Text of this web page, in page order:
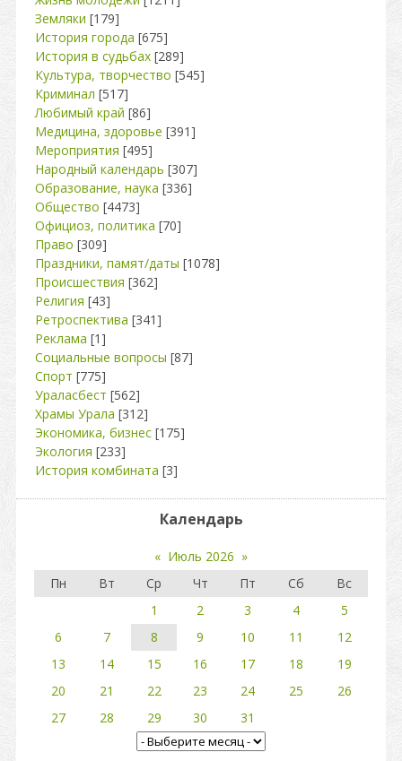
Земляки [179]
История города [675]
История в судьбах [289]
Культура, творчество [545]
Криминал [517]
Любимый край [86]
Медицина, здоровье [391]
Мероприятия [495]
Народный календарь [307]
Образование, наука [336]
Общество [4473]
Официоз, политика [70]
Право [309]
Праздники, памят/даты [1078]
Происшествия [362]
Религия [43]
Ретроспектива [341]
Реклама [1]
Социальные вопросы [87]
Спорт [775]
Ураласбест [562]
Храмы Урала [312]
Экономика, бизнес [175]
Экология [233]
История комбината [3]
Календарь
« Июль 2026 »
Пн
Вт Ср Чт Пт Сб
Вс
1
2 3 4
5
6
7 8 9 10 11
12
13
14 15 16 17 18
19
20
21 22 23 24 25
26
27
28 29 30 31